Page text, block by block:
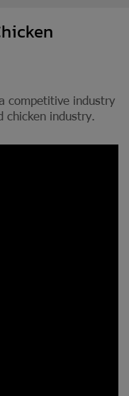
competitive industry
chicken industry.